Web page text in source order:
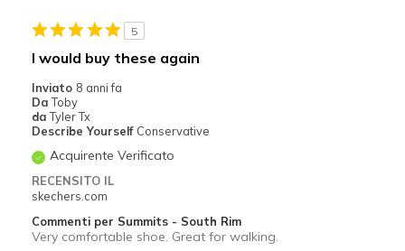
Sizing
Feels true to size
View On Shoes
Shoes are for Wearing
5
I would buy these again
Inviato 8 anni fa
Da Toby
da Tyler Tx
Describe Yourself Conservative
Acquirente Verificato
RECENSITO IL
skechers.com
Commenti per Summits - South Rim
Very comfortable shoe. Great for walking.